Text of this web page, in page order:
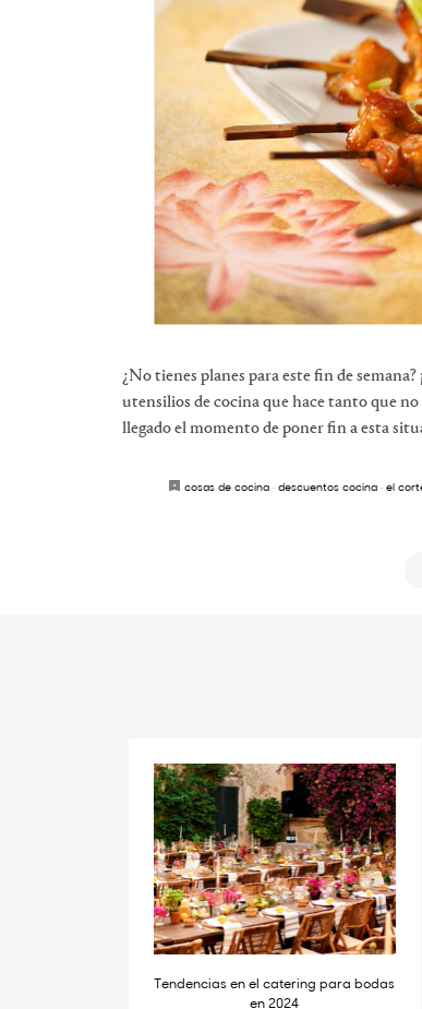
¿No tienes planes para este fin de
utensilios de cocina que hace tanto que
llegado el momento de poner fin a esta
cosas de cocina· descuentos cocina· el
Tendencias en el catering para bodas
en 2024